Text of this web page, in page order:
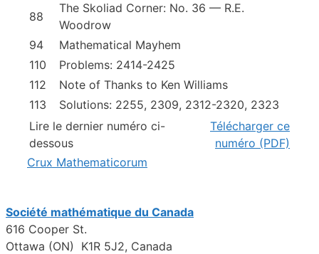
88
The Skoliad Corner: No. 36 — R.E.
Woodrow
94
Mathematical Mayhem
110
Problems: 2414-2425
112
Note of Thanks to Ken Williams
113
Solutions: 2255, 2309, 2312-2320, 2323
Lire le dernier numéro ci-
dessous
Télécharger ce
numéro (PDF)
Crux Mathematicorum
Société mathématique du Canada
616 Cooper St.
Ottawa (ON) K1R 5J2, Canada